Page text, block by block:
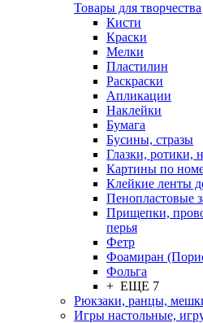
Товары для творчества
Кисти
Краски
Мелки
Пластилин
Раскраски
Апликации
Наклейки
Бумага
Бусины, стразы
Глазки, ротики,
Картины по
Клейкие ленты
Пенопластовые
Прищепки,
перья
Фетр
Фоамиран
Фольга
+ ЕЩЕ 7
Рюкзаки, ранцы,
Игры настольные,